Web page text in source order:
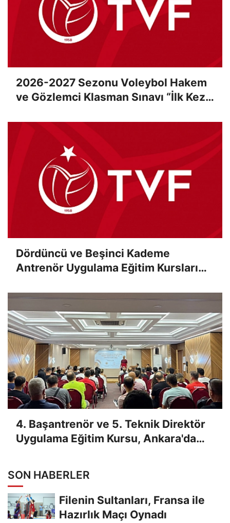
2026-2027 Sezonu Voleybol Hakem
ve Gözlemci Klasman Sınavı “İlk Kez”
Dördüncü ve Beşinci Kademe
Antrenör Uygulama Eğitim Kursları
4. Başantrenör ve 5. Teknik Direktör
Uygulama Eğitim Kursu, Ankara'da
SON HABERLER
Filenin Sultanları, Fransa ile
Hazırlık Maçı Oynadı